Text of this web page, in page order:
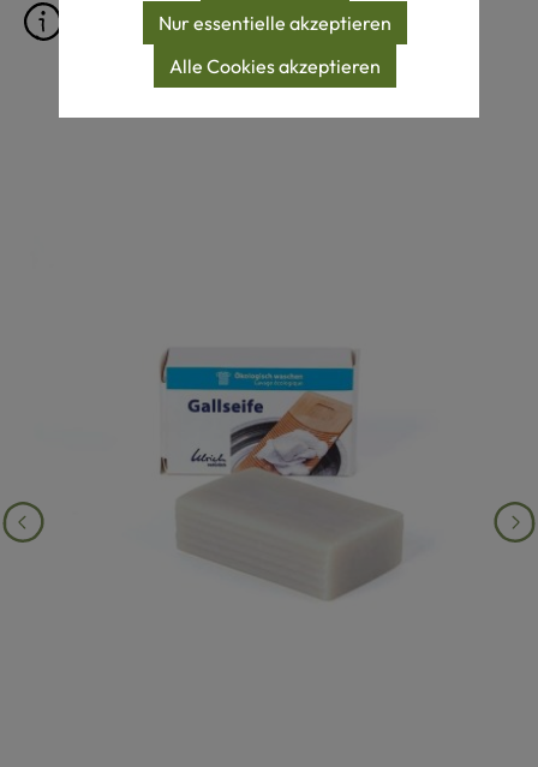
Pflegeprodukte für Felle
Produktgalerie überspringen
Nur essentielle akzeptieren
Alle Cookies akzeptieren